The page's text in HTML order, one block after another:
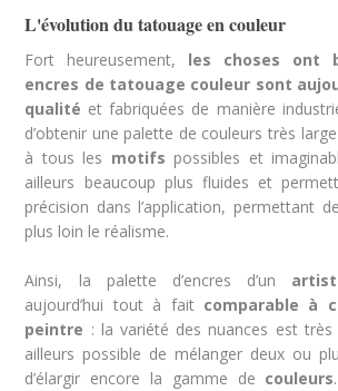
L'évolution du tatouage en couleur
Fort heureusement, les choses ont
encres de tatouage couleur sont
qualité et fabriquées de manière
d’obtenir une palette de couleurs très
à tous les motifs possibles et
ailleurs beaucoup plus fluides et
précision dans l’application, permettant
plus loin le réalisme.
Ainsi, la palette d’encres d’un
aujourd’hui tout à fait comparable à
peintre : la variété des nuances est
ailleurs possible de mélanger deux ou
d’élargir encore la gamme de couleurs